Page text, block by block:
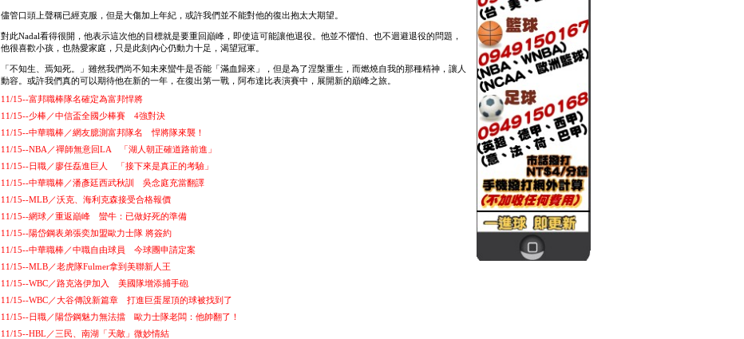
儘管口頭上聲稱已經克服，但是大傷加上年紀，或許我們並不能對他的復出抱太大期望。
對此Nadal看得很開，他表示這次他的目標就是要重回巔峰，即使這可能讓他退役。他並不懼怕、也不迴避退役的問題，
他很喜歡小孩，也熱愛家庭，只是此刻內心仍動力十足，渴望冠軍。
「不知生、焉知死。」雖然我們尚不知未來蠻牛是否能「滿血歸來」，但是為了涅槃重生，而燃燒自我的那種精神，讓人
動容。或許我們真的可以期待他在新的一年，在復出第一戰，阿布達比表演賽中，展開新的巔峰之旅。
11/15--富邦職棒隊名確定為富邦悍將
11/15--少棒／中信盃全國少棒賽 4強對決
11/15--中華職棒／網友臆測富邦隊名 悍將隊來襲！
11/15--NBA／禪師無意回LA 「湖人朝正確道路前進」
11/15--日職／廖任磊進巨人 「接下來是真正的考驗」
11/15--中華職棒／潘彥廷西武秋訓 吳念庭充當翻譯
11/15--MLB／沃克、海利克森接受合格報價
11/15--網球／重返巔峰 蠻牛：已做好死的準備
11/15--陽岱鋼表弟張奕加盟歐力士隊 將簽約
11/15--中華職棒／中職自由球員 今球團申請定案
11/15--MLB／老虎隊Fulmer拿到美聯新人王
11/15--WBC／路克洛伊加入 美國隊增添捕手砲
11/15--WBC／大谷傳說新篇章 打進巨蛋屋頂的球被找到了
11/15--日職／陽岱鋼魅力無法擋 歐力士隊老闆：他帥翻了！
11/15--HBL／三民、南湖「天敵」微妙情結